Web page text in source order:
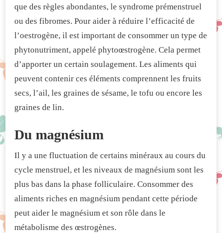
que des règles abondantes, le syndrome prémenstruel
ou des fibromes. Pour aider à réduire l’efficacité de
l’oestrogène, il est important de consommer un type de
phytonutriment, appelé phytoœstrogène. Cela permet
d’apporter un certain soulagement. Les aliments qui
peuvent contenir ces éléments comprennent les fruits
secs, l’ail, les graines de sésame, le tofu ou encore les
graines de lin.
Du magnésium
Il y a une fluctuation de certains minéraux au cours du
cycle menstruel, et les niveaux de magnésium sont les
plus bas dans la phase folliculaire. Consommer des
aliments riches en magnésium pendant cette période
peut aider le magnésium et son rôle dans le
métabolisme des œstrogènes.